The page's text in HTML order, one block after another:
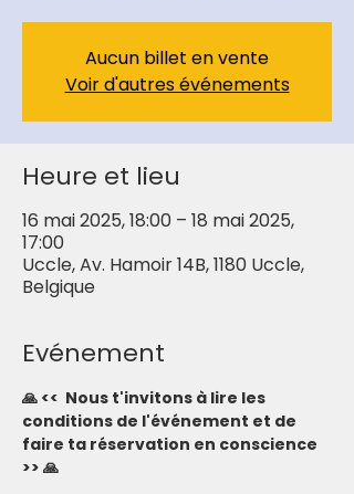
Aucun billet en vente
Voir d'autres événements
Heure et lieu
16 mai 2025, 18:00 – 18 mai 2025,
17:00
Uccle, Av. Hamoir 14B, 1180 Uccle,
Belgique
Evénement
🙏 <<  Nous t'invitons à lire les
conditions de l'événement et de
faire ta réservation en conscience
>> 🙏